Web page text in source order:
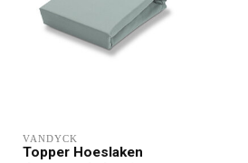
VANDYCK
Topper Hoeslaken